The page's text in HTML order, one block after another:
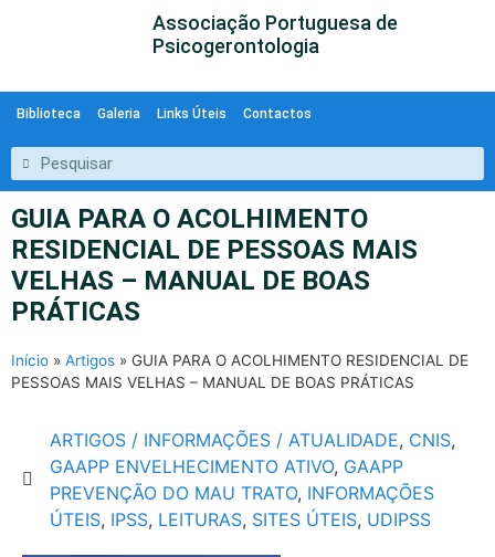
Associação Portuguesa de
Psicogerontologia
Biblioteca Galeria Links Úteis Contactos
GUIA PARA O ACOLHIMENTO
RESIDENCIAL DE PESSOAS MAIS
VELHAS – MANUAL DE BOAS
PRÁTICAS
Início » Artigos » GUIA PARA O ACOLHIMENTO RESIDENCIAL DE
PESSOAS MAIS VELHAS – MANUAL DE BOAS PRÁTICAS
ARTIGOS / INFORMAÇÕES / ATUALIDADE, CNIS,
GAAPP ENVELHECIMENTO ATIVO, GAAPP
PREVENÇÃO DO MAU TRATO, INFORMAÇÕES
ÚTEIS, IPSS, LEITURAS, SITES ÚTEIS, UDIPSS